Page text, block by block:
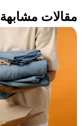
مقالات مشابهة